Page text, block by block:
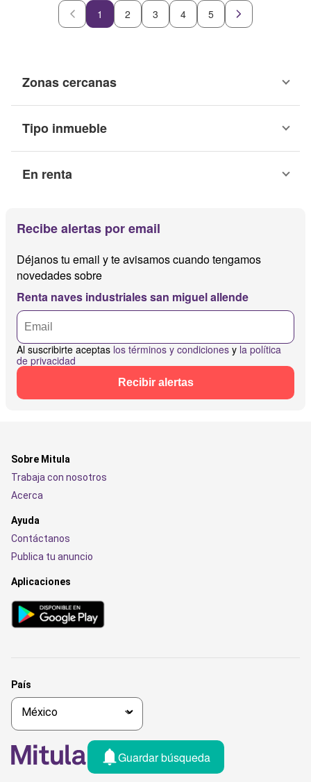
1 2 3 4 5
Zonas cercanas
Tipo inmueble
En renta
Recibe alertas por email
Déjanos tu email y te avisamos cuando tengamos
novedades sobre
Renta naves industriales san miguel allende
Al suscribirte aceptas los términos y condiciones y la política
de privacidad
Recibir alertas
Guardar búsqueda
Sobre Mitula
Trabaja con nosotros
Acerca
Ayuda
Contáctanos
Publica tu anuncio
Aplicaciones
País